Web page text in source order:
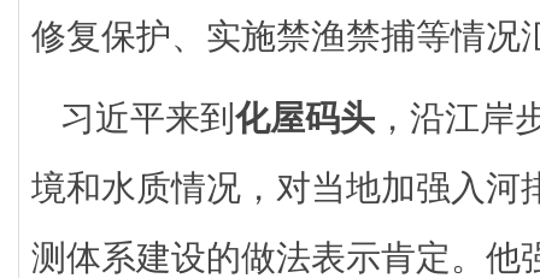
修复保护、实施禁渔禁捕等情况
习近平来到 化屋码头 ，沿江岸
境和水质情况，对当地加强入河
测体系建设的做法表示肯定。他